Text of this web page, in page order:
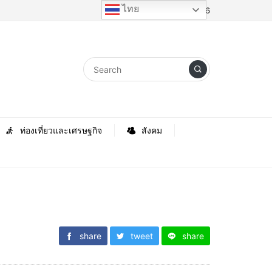
Saturday, 8 August 2026
ท่องเที่ยวและเศรษฐกิจ สังคม
share tweet share
ไทย